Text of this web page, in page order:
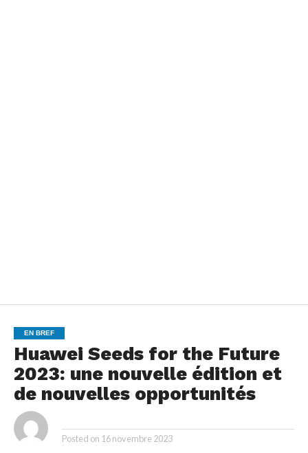
EN BREF
Huawei Seeds for the Future
2023: une nouvelle édition et
de nouvelles opportunités
Posted on 16 novembre 2023